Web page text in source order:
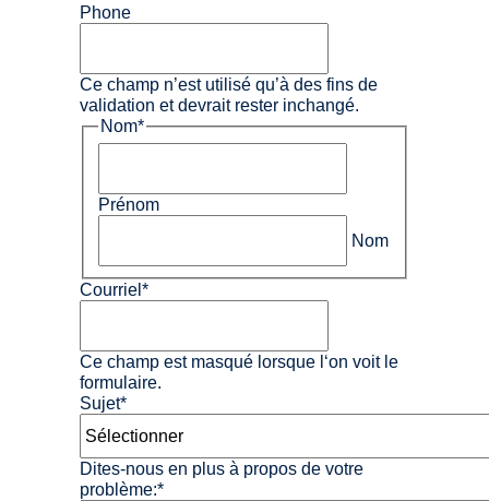
Phone
Ce champ n’est utilisé qu’à des fins de
validation et devrait rester inchangé.
Nom*
Prénom
Nom
Courriel*
Ce champ est masqué lorsque l‘on voit le
formulaire.
Sujet*
Dites-nous en plus à propos de votre
problème:*